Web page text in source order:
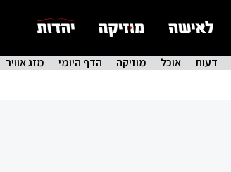
דעות אוכל מוזיקה הדף היומי מזג אוויר